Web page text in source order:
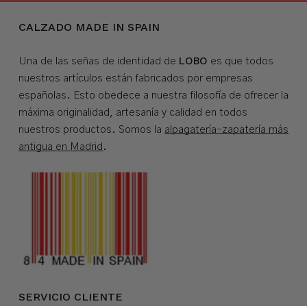
CALZADO MADE IN SPAIN
Una de las señas de identidad de LOBO es que todos
nuestros artículos están fabricados por empresas
españolas. Esto obedece a nuestra filosofía de ofrecer la
máxima originalidad, artesanía y calidad en todos
nuestros productos. Somos la alpagatería-zapatería más
antigua en Madrid .
SERVICIO CLIENTE